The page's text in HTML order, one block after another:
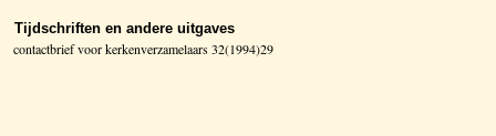
Tijdschriften en andere uitgaves
contactbrief voor kerkenverzamelaars 32(1994)29